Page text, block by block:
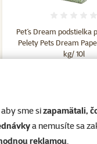
sme sizapamätali,
a nemusíte sa
reklamou.
Pet´s Dream podstielka
Pelety Pets Dream
kg/ 10l
do